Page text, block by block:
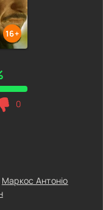
16+
0
Маркос Антоніо